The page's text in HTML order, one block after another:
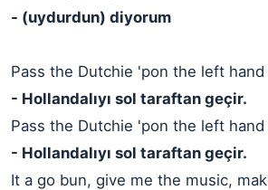
- (uydurdun) diyorum
Pass the Dutchie 'pon the left hand
- Hollandalıyı sol taraftan geçir.
Pass the Dutchie 'pon the left hand
- Hollandalıyı sol taraftan geçir.
It a go bun, give me the music,